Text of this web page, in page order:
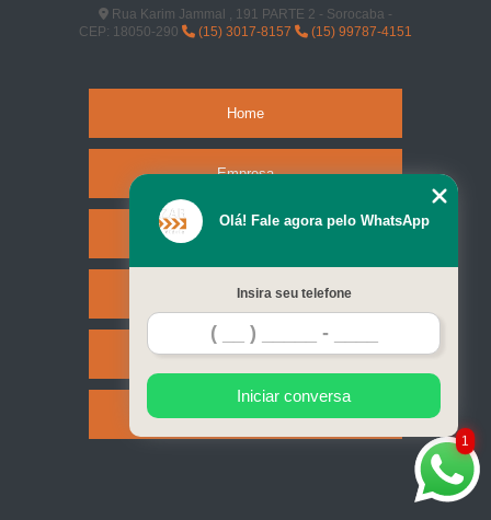
Rua Karim Jammal , 191 PARTE 2 - Sorocaba -
CEP: 18050-290
(15) 3017-8157 (15) 99787-4151
Home
Empresa
Serviços
Contato
Mapa do site
1
Olá! Fale agora pelo WhatsApp
Insira seu telefone
Iniciar conversa